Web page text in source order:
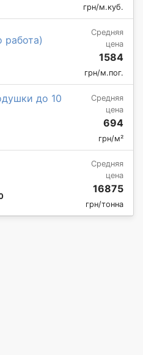
грн/м.куб.
работа)
Средняя
цена
1584
грн/м.пог.
до 10
Средняя
цена
694
грн/м²
Средняя
цена
16875
грн/тонна